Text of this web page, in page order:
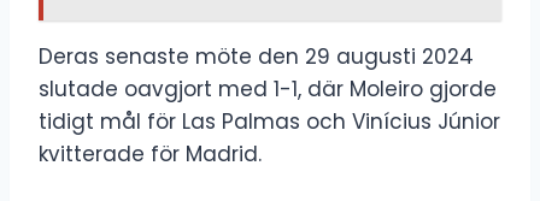
Deras senaste möte den 29 augusti 2024
slutade oavgjort med 1-1, där Moleiro gjorde
tidigt mål för Las Palmas och Vinícius Júnior
kvitterade för Madrid.